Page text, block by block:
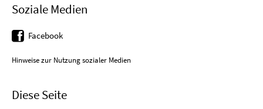
Soziale Medien
Facebook
Hinweise zur Nutzung sozialer Medien
Diese Seite